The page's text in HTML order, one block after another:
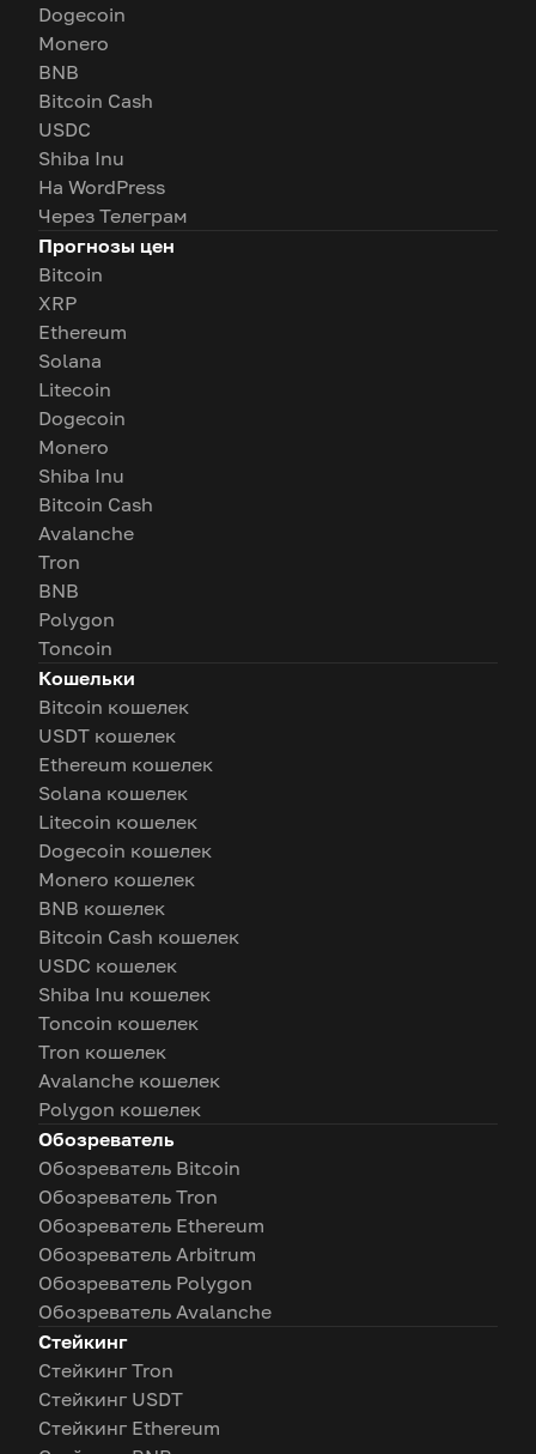
Dogecoin
Monero
BNB
Bitcoin Cash
USDC
Shiba Inu
На WordPress
Через Телеграм
Прогнозы цен
Bitcoin
XRP
Ethereum
Solana
Litecoin
Dogecoin
Monero
Shiba Inu
Bitcoin Cash
Avalanche
Tron
BNB
Polygon
Toncoin
Кошельки
Bitcoin кошелек
USDT кошелек
Ethereum кошелек
Solana кошелек
Litecoin кошелек
Dogecoin кошелек
Monero кошелек
BNB кошелек
Bitcoin Cash кошелек
USDC кошелек
Shiba Inu кошелек
Toncoin кошелек
Tron кошелек
Avalanche кошелек
Polygon кошелек
Обозреватель
Обозреватель Bitcoin
Обозреватель Tron
Обозреватель Ethereum
Обозреватель Arbitrum
Обозреватель Polygon
Обозреватель Avalanche
Стейкинг
Стейкинг Tron
Стейкинг USDT
Стейкинг Ethereum